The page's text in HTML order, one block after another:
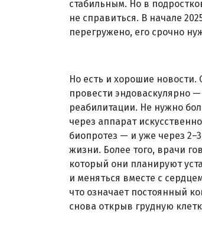
стабильным. Но в
не справиться. В начале
перегружено, его срочно
Но есть и хорошие
провести эндоваскулярно
реабилитации. Не нужно
через аппарат
биопротез — и уже через
жизни. Более того, врачи
который они планируют
и меняться вместе с
что означает постоянный
снова открыв грудную